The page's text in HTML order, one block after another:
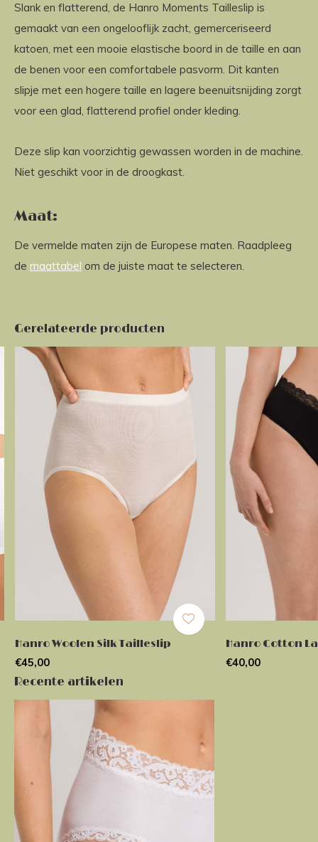
Slank en flatterend, de Hanro Moments Tailleslip is
gemaakt van een ongelooflijk zacht, gemerceriseerd
katoen, met een mooie elastische boord in de taille en aan
de benen voor een comfortabele pasvorm. Dit kanten
slipje met een hogere taille en lagere beenuitsnijding zorgt
voor een glad, flatterend profiel onder kleding.
Deze slip kan voorzichtig gewassen worden in de machine.
Niet geschikt voor in de droogkast.
Maat:
De vermelde maten zijn de Europese maten. Raadpleeg
de maattabel om de juiste maat te selecteren.
Gerelateerde producten
Hanro Woolen Silk Tailleslip
€45,00
Hanro Cotton
€40,00
Recente artikelen